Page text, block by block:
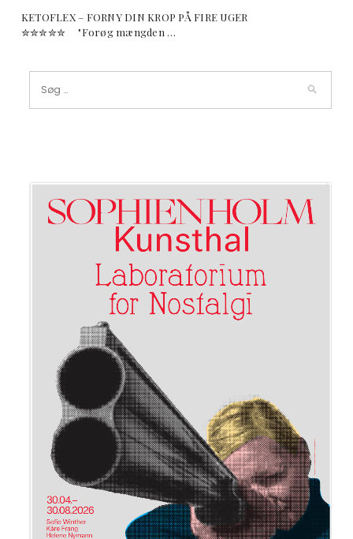
KETOFLEX – FORNY DIN KROP PÅ FIRE UGER
✮✮✮✮✮ "Forøg mængden …